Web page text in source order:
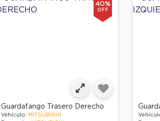
40%
OFF
Guardafango Trasero Derecho
Vehículo: MITSUBISHI